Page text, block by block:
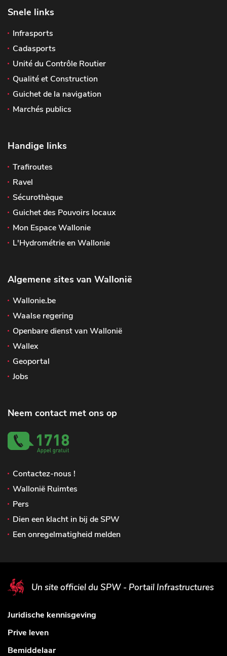
Snele links
Infrasports
Cadasports
Unité du Contrôle Routier
Qualité et Construction
Guichet de la navigation
Marchés publics
Handige links
Trafiroutes
Ravel
Sécurothèque
Guichet des Pouvoirs locaux
Mon Espace Wallonie
L'Hydrométrie en Wallonie
Algemene sites van Wallonië
Wallonie.be
Waalse regering
Openbare dienst van Wallonië
Wallex
Geoportal
Jobs
Neem contact met ons op
Contactez-nous !
Wallonië Ruimtes
Pers
Dien een klacht in bij de SPW
Een onregelmatigheid melden
Un site officiel du SPW - Portail Infrastructures
Juridische kennisgeving
Prive leven
Bemiddelaar